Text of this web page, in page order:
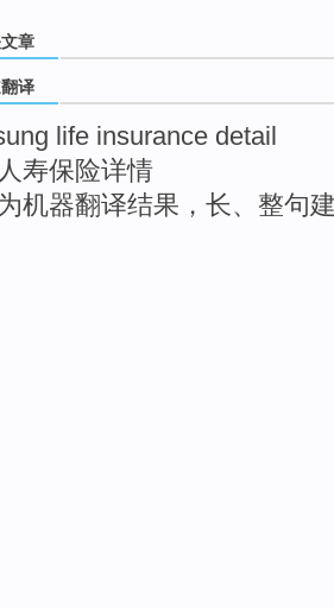
章
译
life insurance detail
寿保险详情
机器翻译结果，长、整句